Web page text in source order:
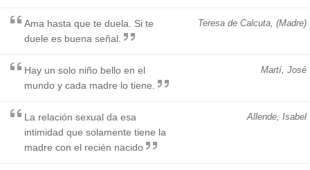
Teresa de Calcuta, (Madre)
Ama hasta que te duela. Si te
duele es buena señal.
Martí, José
Hay un solo niño bello en el
mundo y cada madre lo tiene.
Allende, Isabel
La relación sexual da esa
intimidad que solamente tiene la
madre con el recién nacido